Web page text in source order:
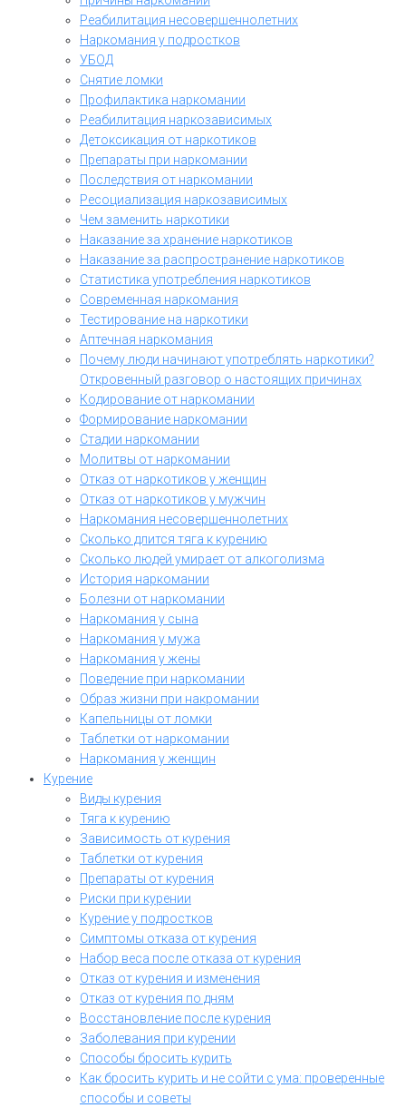
Реабилитация несовершеннолетних
Наркомания у подростков
УБОД
Снятие ломки
Профилактика наркомании
Реабилитация наркозависимых
Детоксикация от наркотиков
Препараты при наркомании
Последствия от наркомании
Ресоциализация наркозависимых
Чем заменить наркотики
Наказание за хранение наркотиков
Наказание за распространение наркотиков
Статистика употребления наркотиков
Современная наркомания
Тестирование на наркотики
Аптечная наркомания
Почему люди начинают употреблять наркотики?
Откровенный разговор о настоящих причинах
Кодирование от наркомании
Формирование наркомании
Стадии наркомании
Молитвы от наркомании
Отказ от наркотиков у женщин
Отказ от наркотиков у мужчин
Наркомания несовершеннолетних
Сколько длится тяга к курению
Сколько людей умирает от алкоголизма
История наркомании
Болезни от наркомании
Наркомания у сына
Наркомания у мужа
Наркомания у жены
Поведение при наркомании
Образ жизни при накромании
Капельницы от ломки
Таблетки от наркомании
Наркомания у женщин
Курение
Виды курения
Тяга к курению
Зависимость от курения
Таблетки от курения
Препараты от курения
Риски при курении
Курение у подростков
Симптомы отказа от курения
Набор веса после отказа от курения
Отказ от курения и изменения
Отказ от курения по дням
Восстановление после курения
Заболевания при курении
Способы бросить курить
Как бросить курить и не сойти с ума: проверенные
способы и советы